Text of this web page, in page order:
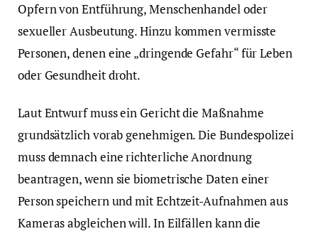
Opfern von Entführung, Menschenhandel oder
sexueller Ausbeutung. Hinzu kommen vermisste
Personen, denen eine „dringende Gefahr“ für Leben
oder Gesundheit droht.
Laut Entwurf muss ein Gericht die Maßnahme
grundsätzlich vorab genehmigen. Die Bundespolizei
muss demnach eine richterliche Anordnung
beantragen, wenn sie biometrische Daten einer
Person speichern und mit Echtzeit-Aufnahmen aus
Kameras abgleichen will. In Eilfällen kann die